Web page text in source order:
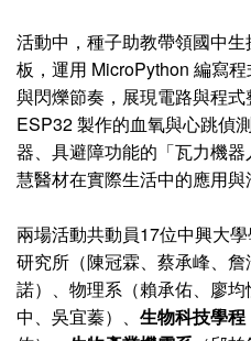
活動中，種子助教帶領國中
板，運用 MicroPython 編寫
與閃爍節奏，展現電路與程
ESP32 製作的血氧與心跳偵
器、具避障功能的「瓦力機
慧醫材在實際生活中的應用與
兩場活動共動員17位中興大
研究所（陳冠霖、蔡承峰、
諾）、物理系（賴承佑、廖
中、吳宜蓁）、 生物科技學程